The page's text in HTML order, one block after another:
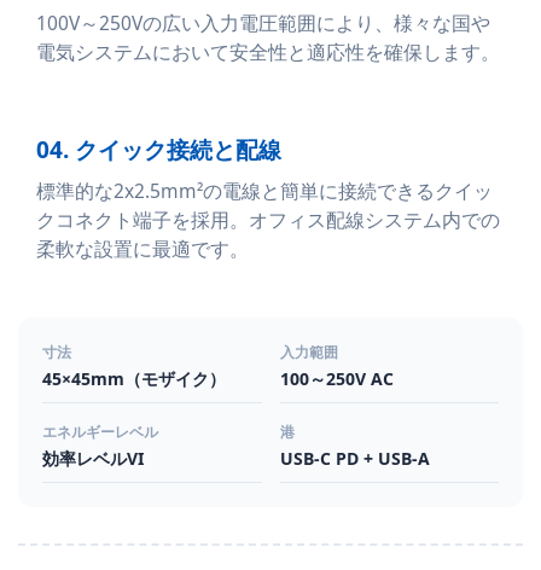
100V～250Vの広い入力電圧範囲により、様々な国や
電気システムにおいて安全性と適応性を確保します。
04. クイック接続と配線
標準的な2x2.5mm²の電線と簡単に接続できるクイッ
クコネクト端子を採用。オフィス配線システム内での
柔軟な設置に最適です。
寸法
45×45mm（モザイク）
入力範囲
100～250V AC
エネルギーレベル
効率レベルVI
港
USB-C PD + USB-A